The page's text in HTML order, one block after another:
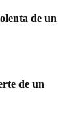
de un
de un